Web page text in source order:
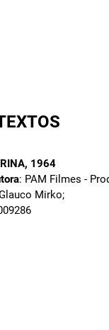
, 1964
: PAM Filmes -
Mirko;